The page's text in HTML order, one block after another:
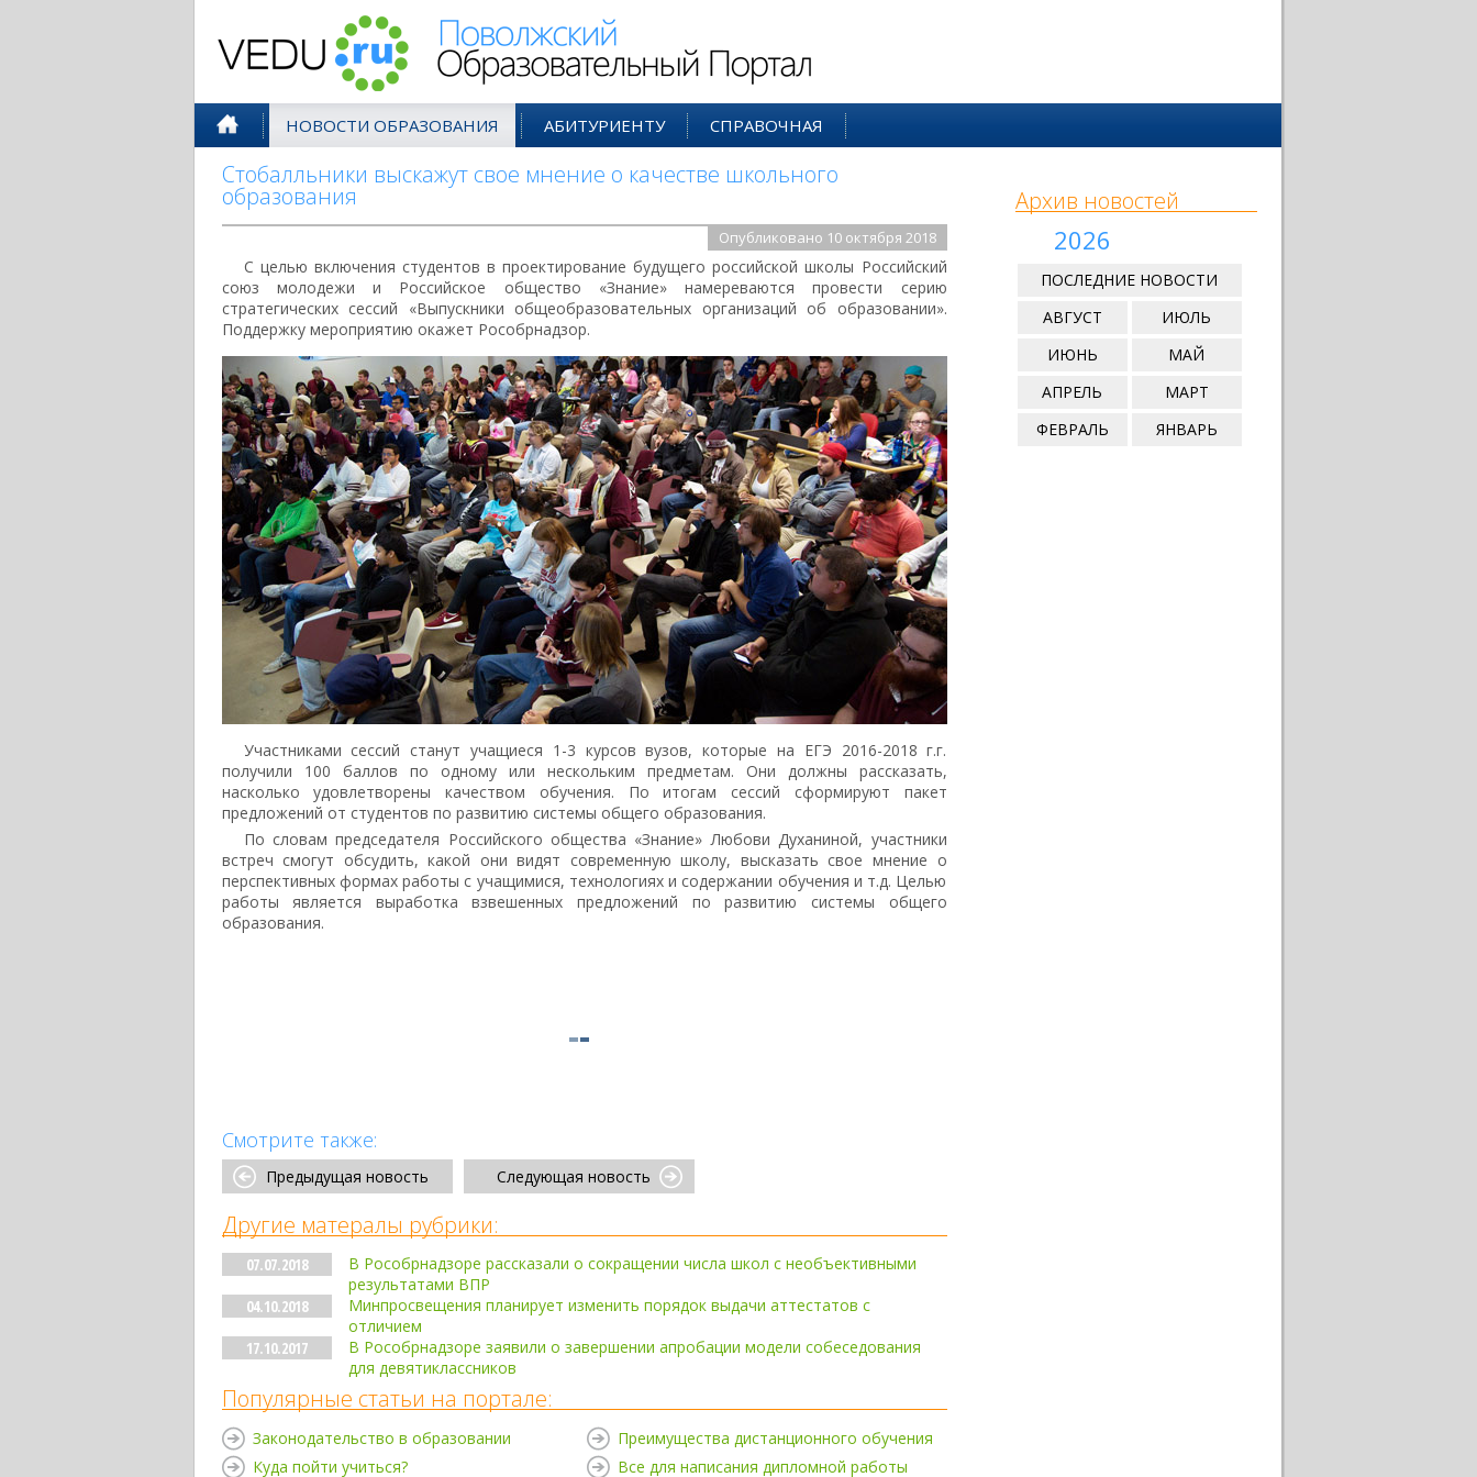
НОВОСТИ ОБРАЗОВАНИЯ АБИТУРИЕНТУ СПРАВОЧНАЯ
Стобалльники выскажут свое мнение о качестве школьного
образования
Опубликовано 10 октября 2018
С целью включения студентов в проектирование будущего российской школы Российский
союз молодежи и Российское общество «Знание» намереваются провести серию
стратегических сессий «Выпускники общеобразовательных организаций об образовании».
Поддержку мероприятию окажет Рособрнадзор.
Участниками сессий станут учащиеся 1-3 курсов вузов, которые на ЕГЭ 2016-2018 г.г.
получили 100 баллов по одному или нескольким предметам. Они должны рассказать,
насколько удовлетворены качеством обучения. По итогам сессий сформируют пакет
предложений от студентов по развитию системы общего образования.
По словам председателя Российского общества «Знание» Любови Духаниной, участники
встреч смогут обсудить, какой они видят современную школу, высказать свое мнение о
перспективных формах работы с учащимися, технологиях и содержании обучения и т.д. Целью
работы является выработка взвешенных предложений по развитию системы общего
образования.
Смотрите также:
Предыдущая новость Следующая новость
Другие матералы рубрики:
07.07.2018
В Рособрнадзоре рассказали о сокращении числа школ с необъективными
результатами ВПР
04.10.2018
Минпросвещения планирует изменить порядок выдачи аттестатов с
отличием
17.10.2017
В Рособрнадзоре заявили о завершении апробации модели собеседования
для девятиклассников
Популярные статьи на портале:
Законодательство в образовании
Куда пойти учиться?
Преимущества дистанционного обучения
Все для написания дипломной работы
Архив новостей
2026
ПОСЛЕДНИЕ НОВОСТИ
АВГУСТ
ИЮЛЬ
ИЮНЬ
МАЙ
АПРЕЛЬ
МАРТ
ФЕВРАЛЬ
ЯНВАРЬ